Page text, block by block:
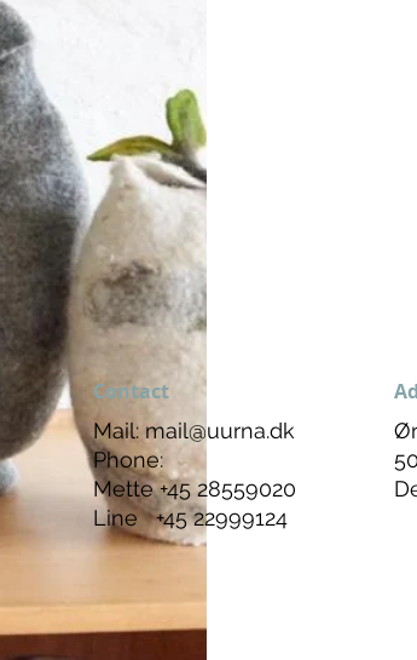
Contact
Mail:mail@uurna.dk
Phone:
Mette +45 28559020
Line +45 22999124